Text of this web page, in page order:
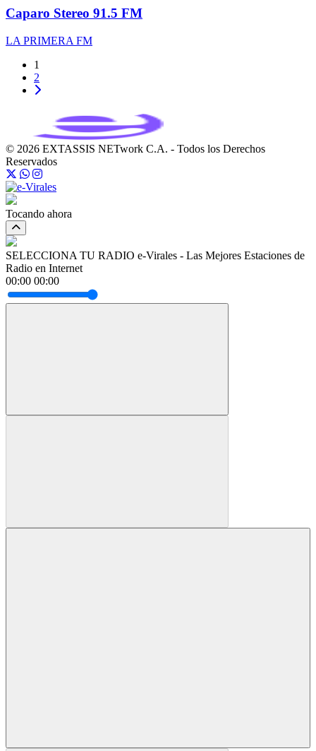
Caparo Stereo 91.5 FM
LA PRIMERA FM
1
2
© 2026 EXTASSIS NETwork C.A. - Todos los Derechos
Reservados
Tocando ahora
SELECCIONA TU RADIO e-Virales - Las Mejores Estaciones de
Radio en Internet
00:00 00:00